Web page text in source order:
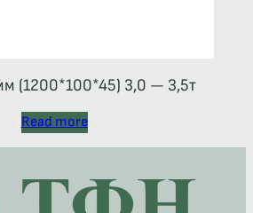
(1200*100*45) 3,0 — 3,5т
Read more